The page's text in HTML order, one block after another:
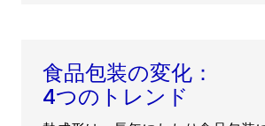
食品包装の変化：
4つのトレンド